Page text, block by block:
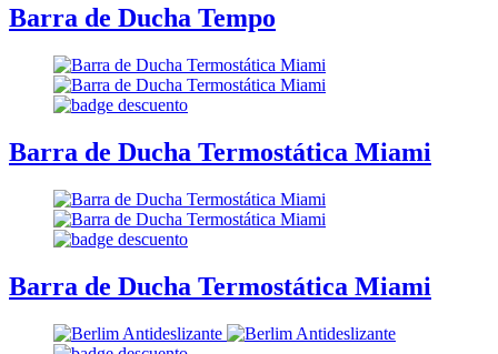
Barra de Ducha Tempo
Barra de Ducha Termostática Miami
Barra de Ducha Termostática Miami